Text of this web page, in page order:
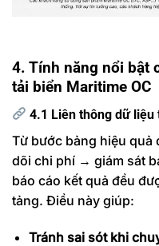
4. Tính năng nổi bật
tải biển Maritime OC
4.1 Liên thông dữ liệu
Từ bước bảng hiệu
dõi chi phí → giám sát
báo cáo kết quả đều
tảng. Điều này giúp:
Tránh sai sót khi